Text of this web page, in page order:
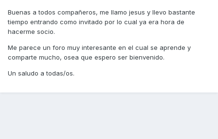
Buenas a todos compañeros, me llamo jesus y llevo bastante
tiempo entrando como invitado por lo cual ya era hora de
hacerme socio.
Me parece un foro muy interesante en el cual se aprende y
comparte mucho, osea que espero ser bienvenido.
Un saludo a todas/os.